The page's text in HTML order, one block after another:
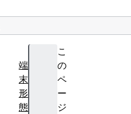
こ
の
ペ
ー
ジ
端
末
形
態